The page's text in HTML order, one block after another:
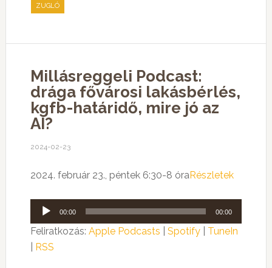
ZUGLÓ
Millásreggeli Podcast:
drága fővárosi lakásbérlés,
kgfb-határidő, mire jó az
AI?
2024-02-23
2024. február 23., péntek 6:30-8 óraRészletek
Audió
lejátszó
00:00 00:00
Feliratkozás: Apple Podcasts Spotify| TuneIn
RSS